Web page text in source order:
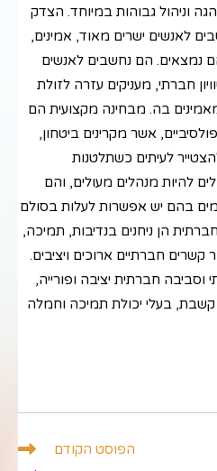
וניהול גבוהות במיוחד. הצדק
לאנשים ישרים מאוד, אמינים,
נמצאים. הם נחשבים לאנשים
חברתי, מעניקים עזרה לזולת
בה. מבחינה מקצועית הם
אשר מקרינים ביטחון,
לעיתים כשתלטנות
להיות מנהלים מעולים, והם
בהם יש אפשרות לעלות בסולם
הן ניחנים בנדיבות, תמיכה,
קשרים חברתיים ארוכים ויציבים.
חברתית יציבה ופורייה,
קשבת, בעלי יכולת תמיכה וחמלה
הפוסט הקודם